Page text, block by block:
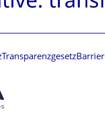
Transparenzgesetz